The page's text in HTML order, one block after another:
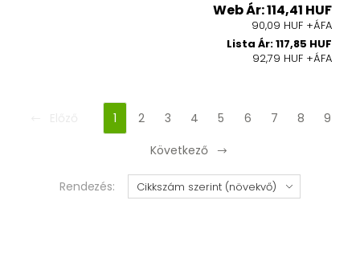
Web Ár: 114,41 HUF
90,09 HUF +ÁFA
Lista Ár: 117,85 HUF
92,79 HUF +ÁFA
1 2 3 4 5 6 7 8
9
Következő
Rendezés: